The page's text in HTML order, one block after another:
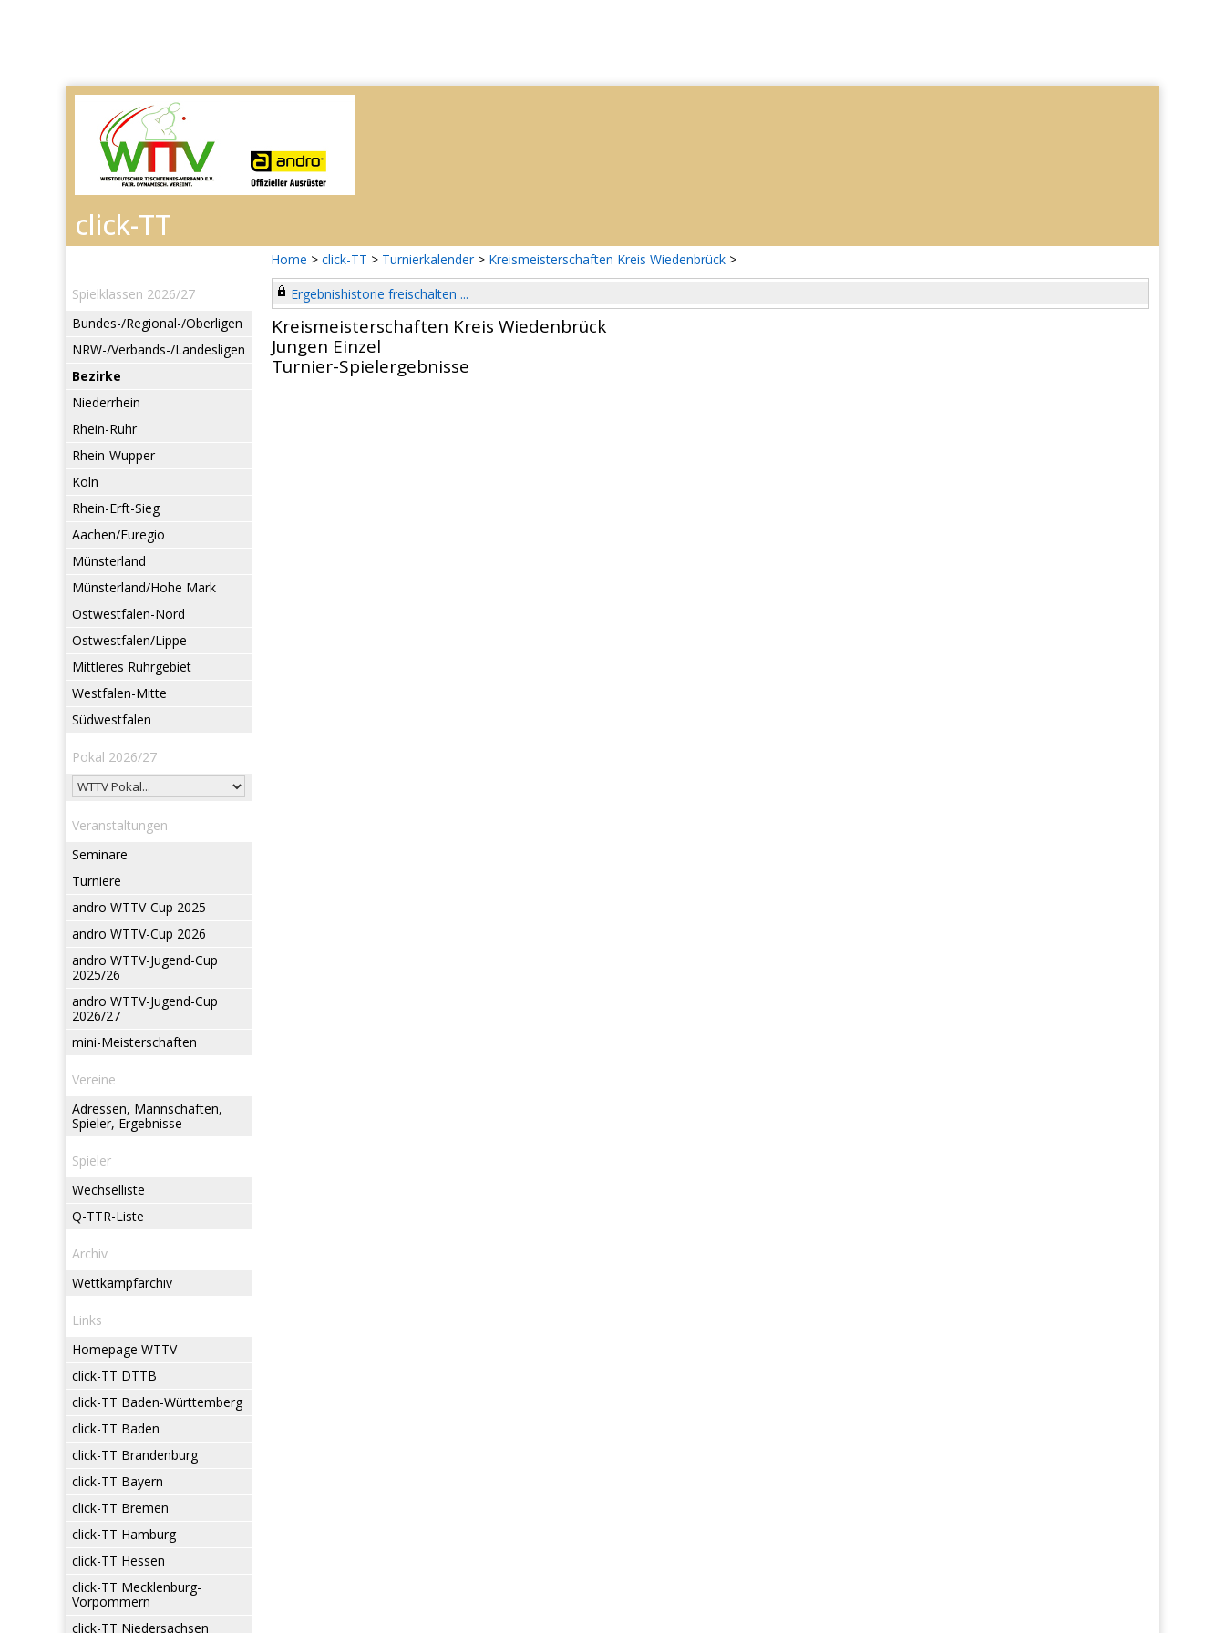
Home > click-TT > Turnierkalender > Kreismeisterschaften Kreis Wiedenbrück >
Spielklassen 2026/27
Bundes-/Regional-/Oberligen
NRW-/Verbands-/Landesligen
Bezirke
Niederrhein
Rhein-Ruhr
Rhein-Wupper
Köln
Rhein-Erft-Sieg
Aachen/Euregio
Münsterland
Münsterland/Hohe Mark
Ostwestfalen-Nord
Ostwestfalen/Lippe
Mittleres Ruhrgebiet
Westfalen-Mitte
Südwestfalen
Pokal 2026/27
Veranstaltungen
Seminare
Turniere
andro WTTV-Cup 2025
andro WTTV-Cup 2026
andro WTTV-Jugend-Cup
2025/26
andro WTTV-Jugend-Cup
2026/27
mini-Meisterschaften
Vereine
Adressen, Mannschaften,
Spieler, Ergebnisse
Spieler
Wechselliste
Q-TTR-Liste
Archiv
Wettkampfarchiv
Links
Homepage WTTV
click-TT DTTB
click-TT Baden-Württemberg
click-TT Baden
click-TT Brandenburg
click-TT Bayern
click-TT Bremen
click-TT Hamburg
click-TT Hessen
click-TT Mecklenburg-
Vorpommern
click-TT Niedersachsen
Ergebnishistorie freischalten ...
Kreismeisterschaften Kreis Wiedenbrück
Jungen Einzel
Turnier-Spielergebnisse